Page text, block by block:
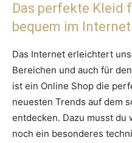
Das perfekte Kleid
bequem im
Das Internet erleichtert
Bereichen und auch für
ist ein Online Shop die
neuesten Trends auf dem
entdecken. Dazu musst
noch ein besonderes